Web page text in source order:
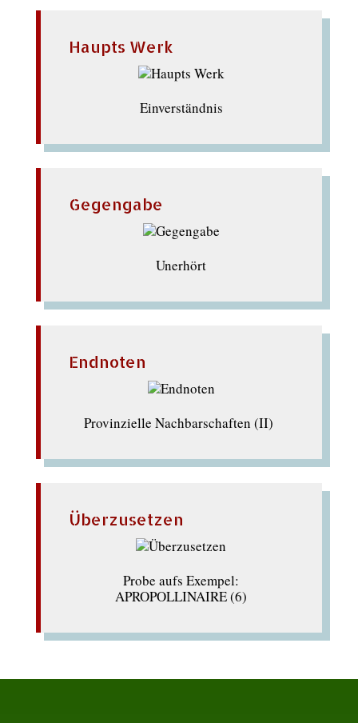
Haupts Werk
Einverständnis
Gegengabe
Unerhört
Endnoten
Provinzielle Nachbarschaften (II)
Überzusetzen
Probe aufs Exempel:
APROPOLLINAIRE (6)